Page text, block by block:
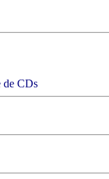
de CDs